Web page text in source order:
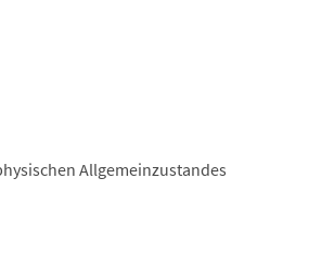
Allgemeinzustandes